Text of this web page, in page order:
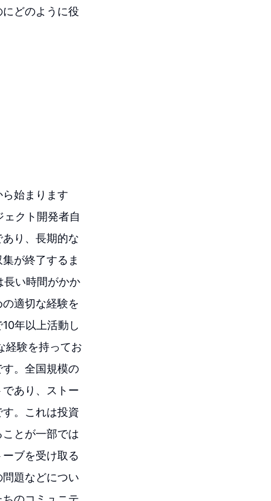
どのように役
始まります
クト開発者自
り、長期的な
が終了するま
長い時間がかか
適切な経験を
年以上活動し
経験を持ってお
。全国規模の
あり、ストー
。これは投資
とが一部では
ブを受け取る
題などについ